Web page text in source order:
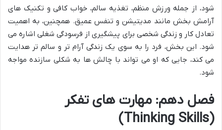
شود، از جمله ورزش منظم، تغذیه سالم، خواب کافی و تکنیک های
آرامش بخش مانند مدیتیشن و تنفس عمیق. همچنین، به اهمیت
تعادل کار و زندگی شخصی برای پیشگیری از فرسودگی شغلی اشاره می
شود. این بخش، فرد را به سوی یک زندگی آرام تر و سالم تر هدایت
می کند، جایی که او می تواند با چالش ها به شکلی سازنده مواجه
شود.
فصل دهم: مهارت های تفکر
(Thinking Skills)